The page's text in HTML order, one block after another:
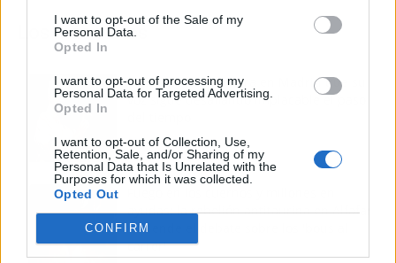
I want to opt-out of the Sale of my
Personal Data.
Opted In
I want to opt-out of processing my
Personal Data for Targeted Advertising.
Opted In
I want to opt-out of Collection, Use,
Retention, Sale, and/or Sharing of my
Personal Data that Is Unrelated with the
Purposes for which it was collected.
Opted Out
CONFIRM
Los más vistos
Tom Jones demuestra en Madrid que su
voz sigue desafiando implacable el paso
ayudas: la rebelión antitaurina en Alfafar
enciende el debate sobre los 'bous al
carrer'